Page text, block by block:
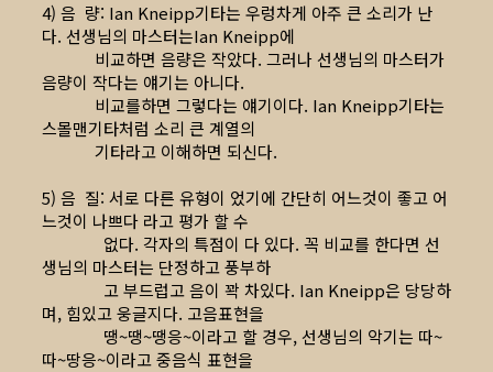
4) 음 량: Ian Kneipp기타는 우렁차게 아주 큰 소리가 난
다. 선생님의 마스터는Ian Kneipp에
비교하면 음량은 작았다. 그러나 선생님의 마스터가
음량이 작다는 얘기는 아니다.
비교를하면 그렇다는 얘기이다. Ian Kneipp기타는
스몰맨기타처럼 소리 큰 계열의
기타라고 이해하면 되신다.
5) 음 질: 서로 다른 유형이 었기에 간단히 어느것이 좋고 어
느것이 나쁘다 라고 평가 할 수
없다. 각자의 특점이 다 있다. 꼭 비교를 한다면 선
생님의 마스터는 단정하고 풍부하
고 부드럽고 음이 꽉 차있다. Ian Kneipp은 당당하
며, 힘있고 웅글지다. 고음표현을
땡~땡~땡응~이라고 할 경우, 선생님의 악기는 따~
따~땅응~이라고 중음식 표현을